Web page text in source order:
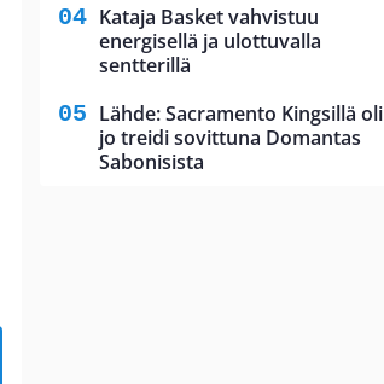
Kataja Basket vahvistuu
energisellä ja ulottuvalla
sentterillä
Lähde: Sacramento Kingsillä oli
jo treidi sovittuna Domantas
Sabonisista